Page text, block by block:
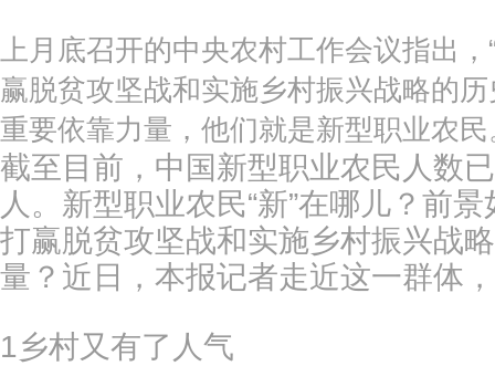
上月底召开的中央农村工作会议指出
赢脱贫攻坚战和实施乡村振兴战略的
重要依靠力量，他们就是新型职业农民
截至目前，中国新型职业农民人数
人。新型职业农民“新”在哪儿？前
打赢脱贫攻坚战和实施乡村振兴战
量？近日，本报记者走近这一群体
1乡村又有了人气